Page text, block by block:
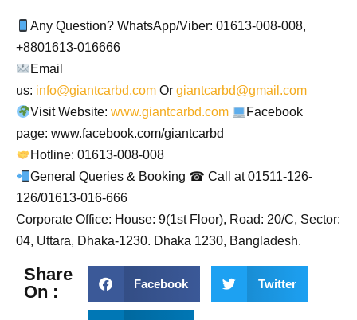
Any Question? WhatsApp/Viber: 01613-008-008,
+8801613-016666
Email
us: info@giantcarbd.com Or giantcarbd@gmail.com
Visit Website:www.giantcarbd.com
Facebook
page: www.facebook.com/giantcarbd
Hotline: 01613-008-008
General Queries & Booking ☎ Call at 01511-126-
126/01613-016-666
Corporate Office: House: 9(1st Floor), Road: 20/C, Sector:
04, Uttara, Dhaka-1230. Dhaka 1230, Bangladesh.
Share
On :
Facebook Twitter